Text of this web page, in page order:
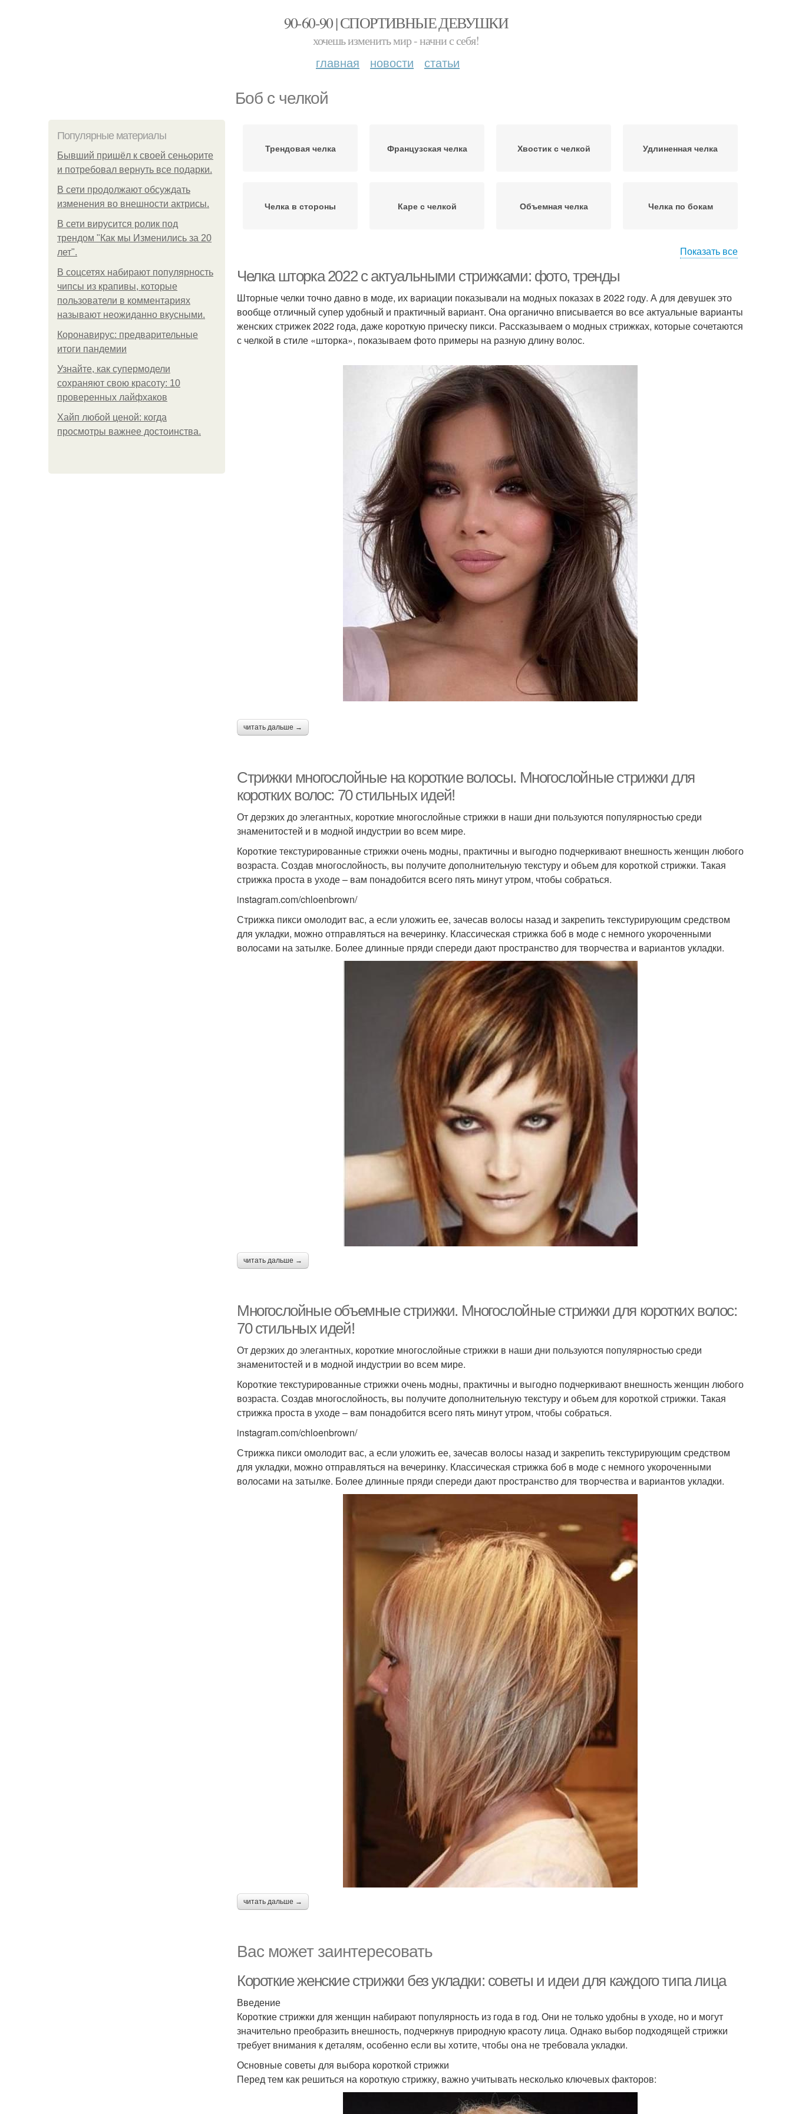
90-60-90 | СПОРТИВНЫЕ ДЕВУШКИ
хочешь изменить мир - начни с себя!
главная новости статьи
Боб с челкой
Популярные материалы
Бывший пришёл к своей сеньорите
и потребовал вернуть все подарки.
В сети продолжают обсуждать
изменения во внешности актрисы.
В сети вирусится ролик под
трендом "Как мы Изменились за 20
лет".
В соцсетях набирают популярность
чипсы из крапивы, которые
пользователи в комментариях
называют неожиданно вкусными.
Коронавирус: предварительные
итоги пандемии
Узнайте, как супермодели
сохраняют свою красоту: 10
проверенных лайфхаков
Хайп любой ценой: когда
просмотры важнее достоинства.
Трендовая челка Французская челка Хвостик с челкой Удлиненная челка
Челка в стороны Каре с челкой Объемная челка Челка по бокам
Многоуровневый боб
Показать все
Челка шторка 2022 с актуальными стрижками: фото, тренды
Шторные челки точно давно в моде, их вариации показывали на модных показах в 2022 году. А для девушек это
вообще отличный супер удобный и практичный вариант. Она органично вписывается во все актуальные варианты
женских стрижек 2022 года, даже короткую прическу пикси. Рассказываем о модных стрижках, которые сочетаются
с челкой в ​​стиле «шторка», показываем фото примеры на разную длину волос.
читать дальше →
Стрижки многослойные на короткие волосы. Многослойные стрижки для
коротких волос: 70 стильных идей!
От дерзких до элегантных, короткие многослойные стрижки в наши дни пользуются популярностью среди
знаменитостей и в модной индустрии во всем мире.
Короткие текстурированные стрижки очень модны, практичны и выгодно подчеркивают внешность женщин любого
возраста. Создав многослойность, вы получите дополнительную текстуру и объем для короткой стрижки. Такая
стрижка проста в уходе – вам понадобится всего пять минут утром, чтобы собраться.
instagram.com/chloenbrown/
Стрижка пикси омолодит вас, а если уложить ее, зачесав волосы назад и закрепить текстурирующим средством
для укладки, можно отправляться на вечеринку. Классическая стрижка боб в моде с немного укороченными
волосами на затылке. Более длинные пряди спереди дают пространство для творчества и вариантов укладки.
читать дальше →
Многослойные объемные стрижки. Многослойные стрижки для коротких волос:
70 стильных идей!
От дерзких до элегантных, короткие многослойные стрижки в наши дни пользуются популярностью среди
знаменитостей и в модной индустрии во всем мире.
Короткие текстурированные стрижки очень модны, практичны и выгодно подчеркивают внешность женщин любого
возраста. Создав многослойность, вы получите дополнительную текстуру и объем для короткой стрижки. Такая
стрижка проста в уходе – вам понадобится всего пять минут утром, чтобы собраться.
instagram.com/chloenbrown/
Стрижка пикси омолодит вас, а если уложить ее, зачесав волосы назад и закрепить текстурирующим средством
для укладки, можно отправляться на вечеринку. Классическая стрижка боб в моде с немного укороченными
волосами на затылке. Более длинные пряди спереди дают пространство для творчества и вариантов укладки.
читать дальше →
Вас может заинтересовать
Короткие женские стрижки без укладки: советы и идеи для каждого типа лица
Введение
Короткие стрижки для женщин набирают популярность из года в год. Они не только удобны в уходе, но и могут
значительно преобразить внешность, подчеркнув природную красоту лица. Однако выбор подходящей стрижки
требует внимания к деталям, особенно если вы хотите, чтобы она не требовала укладки.
Основные советы для выбора короткой стрижки
Перед тем как решиться на короткую стрижку, важно учитывать несколько ключевых факторов: